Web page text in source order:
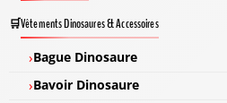
Vêtements Dinosaures & Accessoires
Bague Dinosaure
Bavoir Dinosaure